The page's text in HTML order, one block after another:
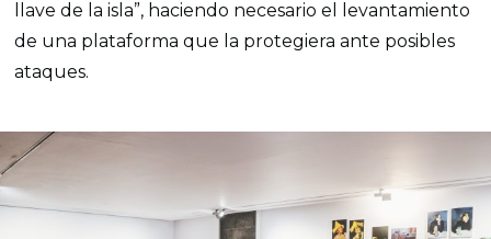
llave de la isla”, haciendo necesario el levantamiento
de una plataforma que la protegiera ante posibles
ataques.